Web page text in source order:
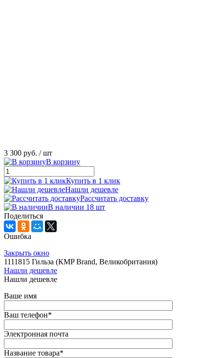
3 300 руб. / шт
В корзину
Купить в 1 клик
Нашли дешевле
Рассчитать доставку
В наличии 18 шт
Поделиться
Ошибка
Закрыть окно
1111815 Гильза (КMP Brand, Великобритания)
Нашли дешевле
Нашли дешевле
Ваше имя
Ваш телефон*
Электронная почта
Название товара*